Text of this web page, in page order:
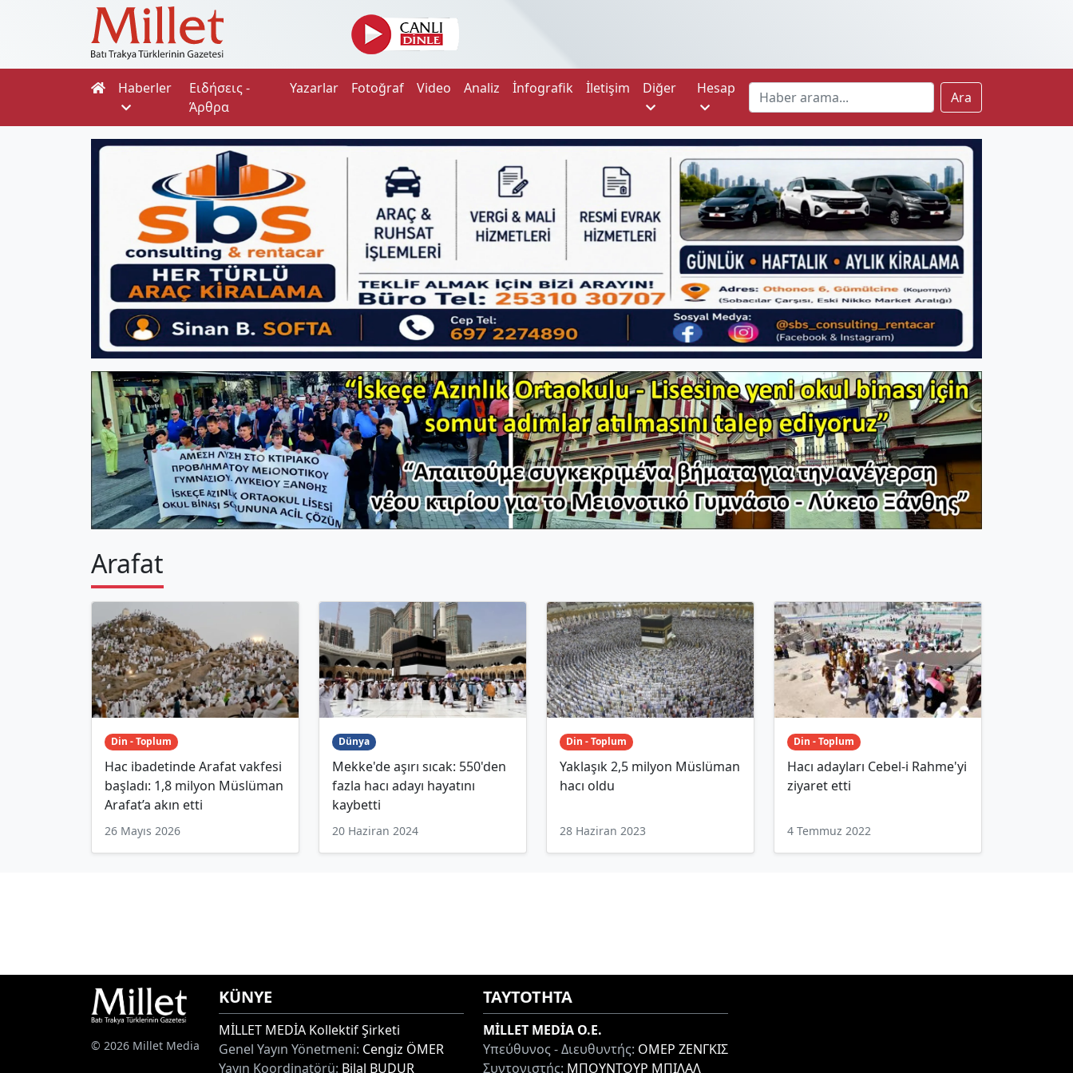
Haberler
Ειδήσεις -
Άρθρα
Yazarlar Fotoğraf Video Analiz İnfografik İletişim Diğer Hesap
Ara
Arafat
Din - Toplum
Hac ibadetinde Arafat vakfesi
başladı: 1,8 milyon Müslüman
Arafat’a akın etti
26 Mayıs 2026
Dünya
Mekke'de aşırı sıcak: 550'den
fazla hacı adayı hayatını
kaybetti
20 Haziran 2024
Din - Toplum
Yaklaşık 2,5 milyon Müslüman
hacı oldu
28 Haziran 2023
Din - Toplum
Hacı adayları Cebel-i Rahme'yi
ziyaret etti
4 Temmuz 2022
© 2026 Millet Media
KÜNYE
MİLLET MEDİA Kollektif Şirketi
Genel Yayın Yönetmeni: Cengiz ÖMER
Yayın Koordinatörü: Bilal BUDUR
ΤΑΥΤΟΤΗΤΑ
MİLLET MEDİA O.E.
Υπεύθυνος - Διευθυντής: ΟΜΕΡ ΖΕΝΓΚΙΣ
Συντονιστής: ΜΠΟΥΝΤΟΥΡ ΜΠΙΛΑΛ